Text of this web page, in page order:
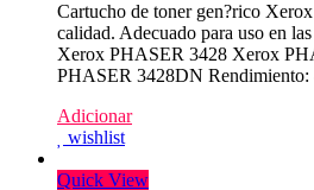
Cartucho de toner gen?rico
calidad. Adecuado para uso en
Xerox PHASER 3428 Xerox
PHASER 3428DN Rendimiento:
Adicionar
wishlist
Quick View